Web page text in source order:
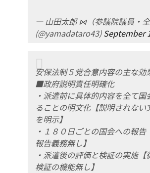
— 山田太郎 ⋈（参議院議員・全
(@yamadataro43)September
安保法制５党合意内容の主な効
■政府説明責任明確化
・派遣前に具体的内容を全て国
ることの明文化【説明されない
を明示】
・１８０日ごとの国会への報告
報告義務無し】
・派遣後の評価と検証の実施【
検証の機能無し】